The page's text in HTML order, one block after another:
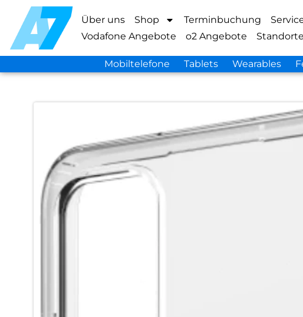
Über uns Shop Terminbuchung
Vodafone Angebote
o2 Angebote Standorte
Mobiltelefone Tablets Wearables